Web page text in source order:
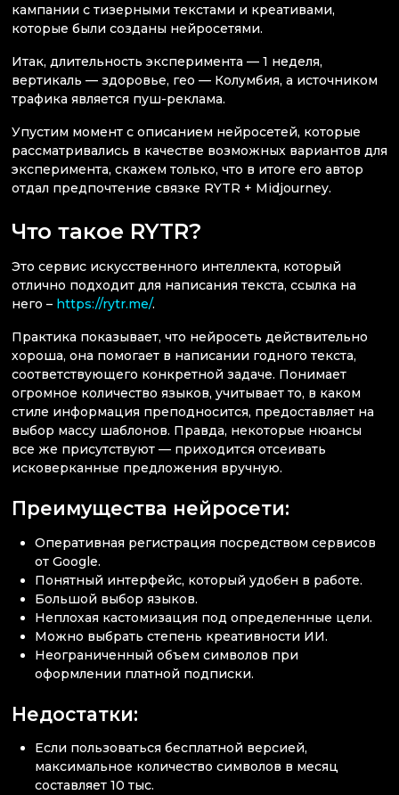
кампании с тизерными текстами и креативами,
которые были созданы нейросетями.
Итак, длительность эксперимента — 1 неделя,
вертикаль — здоровье, гео — Колумбия, а источником
трафика является пуш-реклама.
Упустим момент с описанием нейросетей, которые
рассматривались в качестве возможных вариантов для
эксперимента, скажем только, что в итоге его автор
отдал предпочтение связке RYTR + Midjourney.
Что такое RYTR?
Это сервис искусственного интеллекта, который
отлично подходит для написания текста, ссылка на
него – https://rytr.me/.
Практика показывает, что нейросеть действительно
хороша, она помогает в написании годного текста,
соответствующего конкретной задаче. Понимает
огромное количество языков, учитывает то, в каком
стиле информация преподносится, предоставляет на
выбор массу шаблонов. Правда, некоторые нюансы
все же присутствуют — приходится отсеивать
исковерканные предложения вручную.
Преимущества нейросети:
Оперативная регистрация посредством сервисов
от Google.
Понятный интерфейс, который удобен в работе.
Большой выбор языков.
Неплохая кастомизация под определенные цели.
Можно выбрать степень креативности ИИ.
Неограниченный объем символов при
оформлении платной подписки.
Недостатки:
Если пользоваться бесплатной версией,
максимальное количество символов в месяц
составляет 10 тыс.